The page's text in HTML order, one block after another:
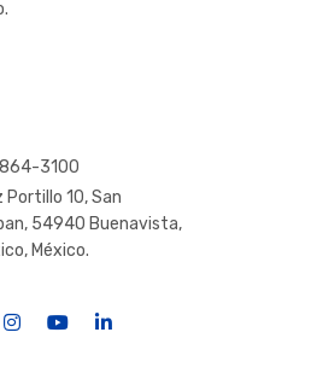
3100
Portillo 10, San
54940 Buenavista,
México.